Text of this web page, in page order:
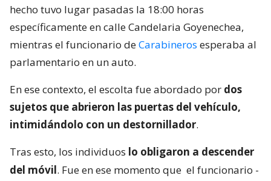
hecho tuvo lugar pasadas la 18:00 horas
específicamente en calle Candelaria Goyenechea,
mientras el funcionario deCarabineros esperaba al
parlamentario en un auto.
En ese contexto, el escolta fue abordado por dos
sujetos que abrieron las puertas del vehículo,
intimidándolo con un destornillador.
Tras esto, los individuos lo obligaron a descender
del móvil. Fue en ese momento que el funcionario -